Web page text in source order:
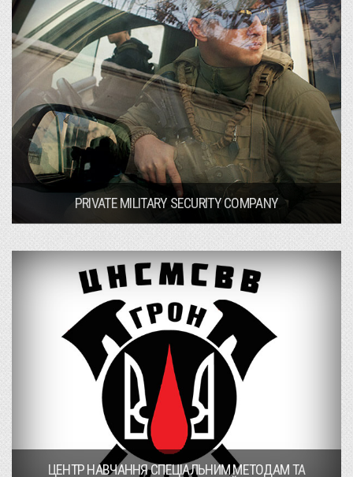
PRIVATE MILITARY SECURITY COMPANY
ЦЕНТР НАВЧАННЯ СПЕЦІАЛЬНИМ МЕТОДАМ ТА